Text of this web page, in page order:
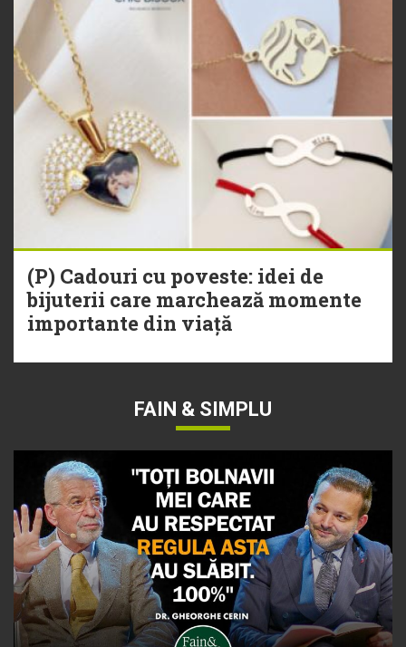
(P) Cadouri cu poveste: idei de
bijuterii care marchează momente
importante din viață
FAIN & SIMPLU